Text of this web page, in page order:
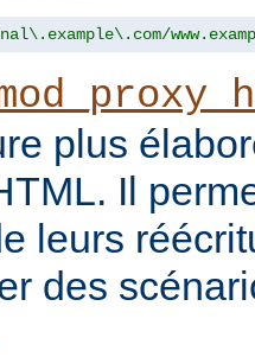
plus
Il
leurs
des